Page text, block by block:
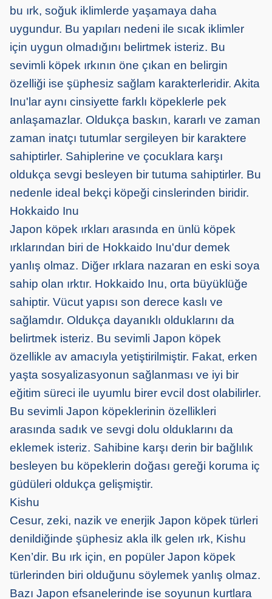
bu ırk, soğuk iklimlerde yaşamaya daha
uygundur. Bu yapıları nedeni ile sıcak iklimler
için uygun olmadığını belirtmek isteriz. Bu
sevimli köpek ırkının öne çıkan en belirgin
özelliği ise şüphesiz sağlam karakterleridir. Akita
Inu'lar aynı cinsiyette farklı köpeklerle pek
anlaşamazlar. Oldukça baskın, kararlı ve zaman
zaman inatçı tutumlar sergileyen bir karaktere
sahiptirler. Sahiplerine ve çocuklara karşı
oldukça sevgi besleyen bir tutuma sahiptirler. Bu
nedenle ideal bekçi köpeği cinslerinden biridir.
Hokkaido Inu
Japon köpek ırkları arasında en ünlü köpek
ırklarından biri de Hokkaido Inu'dur demek
yanlış olmaz. Diğer ırklara nazaran en eski soya
sahip olan ırktır. Hokkaido Inu, orta büyüklüğe
sahiptir. Vücut yapısı son derece kaslı ve
sağlamdır. Oldukça dayanıklı olduklarını da
belirtmek isteriz. Bu sevimli Japon köpek
özellikle av amacıyla yetiştirilmiştir. Fakat, erken
yaşta sosyalizasyonun sağlanması ve iyi bir
eğitim süreci ile uyumlu birer evcil dost olabilirler.
Bu sevimli Japon köpeklerinin özellikleri
arasında sadık ve sevgi dolu olduklarını da
eklemek isteriz. Sahibine karşı derin bir bağlılık
besleyen bu köpeklerin doğası gereği koruma iç
güdüleri oldukça gelişmiştir.
Kishu
Cesur, zeki, nazik ve enerjik Japon köpek türleri
denildiğinde şüphesiz akla ilk gelen ırk, Kishu
Ken’dir. Bu ırk için, en popüler Japon köpek
türlerinden biri olduğunu söylemek yanlış olmaz.
Bazı Japon efsanelerinde ise soyunun kurtlara